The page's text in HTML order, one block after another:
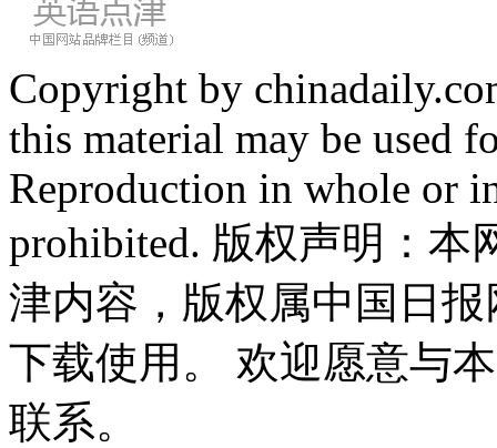
Copyright by
this material may be used
Reproduction in whole or
prohibited. 版权声明：
津内容，版权属中国日
下载使用。 欢迎愿意与
联系。